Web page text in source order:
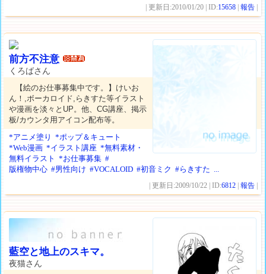
| 更新日:2010/01/20 | ID:15658 |報告
前方不注意
くろばさん
【絵のお仕事募集中です。】けいお
ん！,ボーカロイド,らきすた等イラスト
や漫画を淡々とUP。他、CG講座、掲示
板/カウンタ用アイコン配布等。
*アニメ塗り
*ポップ＆キュート
*Web漫画 *イラスト講座 *無料素材・
無料イラスト
*お仕事募集 #
版権物中心 #男性向け #VOCALOID #初音ミク #らきすた ...
| 更新日:2009/10/22 | ID:6812 |報告
藍空と地上のスキマ。
夜猫さん